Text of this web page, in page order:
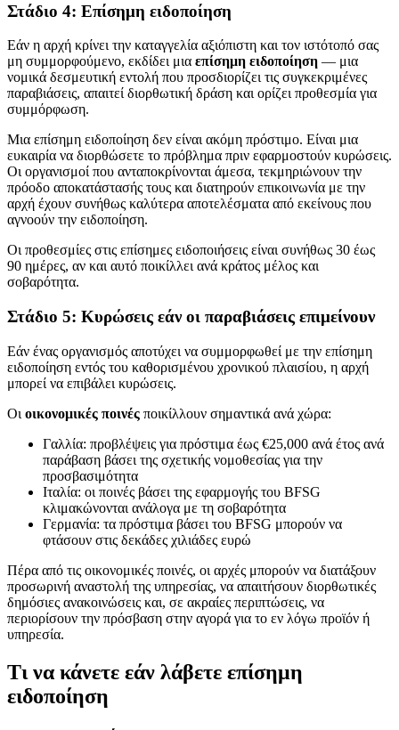
Στάδιο 4: Επίσημη ειδοποίηση
Εάν η αρχή κρίνει την καταγγελία αξιόπιστη και τον ιστότοπό σας
μη συμμορφούμενο, εκδίδει μια επίσημη ειδοποίηση — μια
νομικά δεσμευτική εντολή που προσδιορίζει τις συγκεκριμένες
παραβιάσεις, απαιτεί διορθωτική δράση και ορίζει προθεσμία για
συμμόρφωση.
Μια επίσημη ειδοποίηση δεν είναι ακόμη πρόστιμο. Είναι μια
ευκαιρία να διορθώσετε το πρόβλημα πριν εφαρμοστούν κυρώσεις.
Οι οργανισμοί που ανταποκρίνονται άμεσα, τεκμηριώνουν την
πρόοδο αποκατάστασής τους και διατηρούν επικοινωνία με την
αρχή έχουν συνήθως καλύτερα αποτελέσματα από εκείνους που
αγνοούν την ειδοποίηση.
Οι προθεσμίες στις επίσημες ειδοποιήσεις είναι συνήθως 30 έως
90 ημέρες, αν και αυτό ποικίλλει ανά κράτος μέλος και
σοβαρότητα.
Στάδιο 5: Κυρώσεις εάν οι παραβιάσεις επιμείνουν
Εάν ένας οργανισμός αποτύχει να συμμορφωθεί με την επίσημη
ειδοποίηση εντός του καθορισμένου χρονικού πλαισίου, η αρχή
μπορεί να επιβάλει κυρώσεις.
Οι οικονομικές ποινές ποικίλλουν σημαντικά ανά χώρα:
Γαλλία: προβλέψεις για πρόστιμα έως €25,000 ανά έτος ανά
παράβαση βάσει της σχετικής νομοθεσίας για την
προσβασιμότητα
Ιταλία: οι ποινές βάσει της εφαρμογής του BFSG
κλιμακώνονται ανάλογα με τη σοβαρότητα
Γερμανία: τα πρόστιμα βάσει του BFSG μπορούν να
φτάσουν στις δεκάδες χιλιάδες ευρώ
Πέρα από τις οικονομικές ποινές, οι αρχές μπορούν να διατάξουν
προσωρινή αναστολή της υπηρεσίας, να απαιτήσουν διορθωτικές
δημόσιες ανακοινώσεις και, σε ακραίες περιπτώσεις, να
περιορίσουν την πρόσβαση στην αγορά για το εν λόγω προϊόν ή
υπηρεσία.
Τι να κάνετε εάν λάβετε επίσημη
ειδοποίηση